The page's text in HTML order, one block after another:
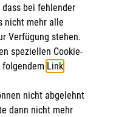
bei fehlender
nicht mehr alle
Verfügung stehen.
speziellen Cookie-
folgendem Link.
nicht abgelehnt
dann nicht mehr